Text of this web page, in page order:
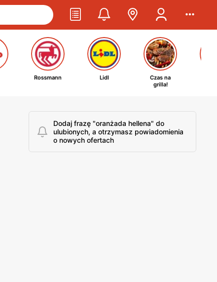
Rossmann Lidl
Czas na
grilla!
Dodaj frazę "oranżada hellena" do
ulubionych, a otrzymasz powiadomienia
o nowych ofertach